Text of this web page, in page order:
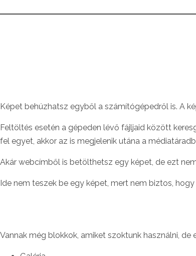
Képet behúzhatsz egyből a számítógépedről is. A
Feltöltés esetén a gépeden lévő fájljaid között
fel egyet, akkor az is megjelenik utána a
Akár webcímből is betölthetsz egy képet, de ezt
Ide nem teszek be egy képet, mert nem biztos,
Vannak még blokkok, amiket szoktunk használni,